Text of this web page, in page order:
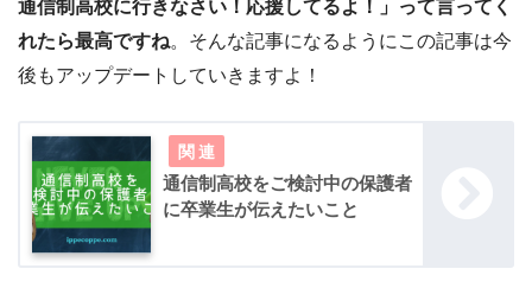
通信制高校に行きなさい！応援してるよ！」って言ってく
れたら最高ですね。そんな記事になるようにこの記事は今
後もアップデートしていきますよ！
通信制高校をご検討中の保護者
に卒業生が伝えたいこと